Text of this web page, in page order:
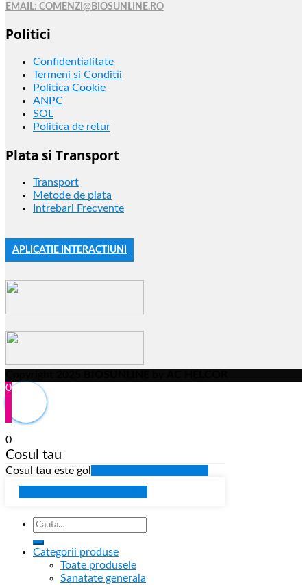
EMAIL: COMENZI@BIOSUNLINE.RO
Politici
Confidentialitate
Termeni si Conditii
Politica Cookie
ANPC
SOL
Politica de retur
Plata si Transport
Transport
Metode de plata
Intrebari Frecvente
APLICATIE INTERACTIUNI
0
0
Cosul tau
Cosul tau este gol
Categorii produse
Toate produsele
Sanatate generala